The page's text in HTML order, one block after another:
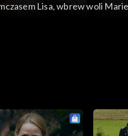
Lisa, wbrew woli